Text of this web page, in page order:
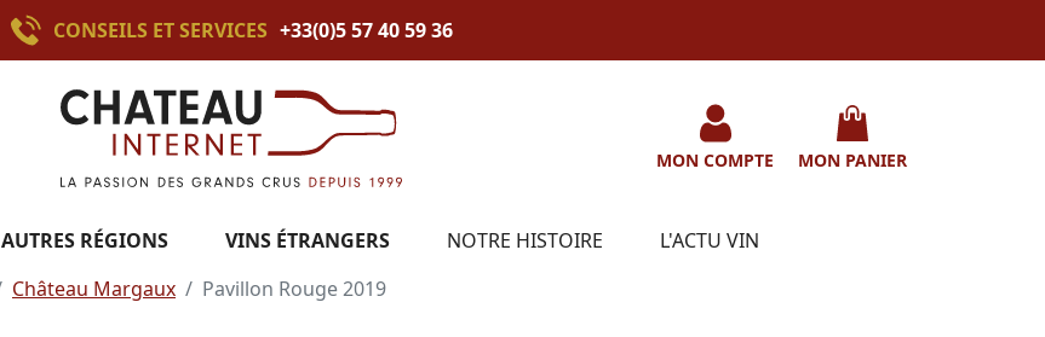
CONSEILS ET SERVICES +33(0)5 57 40 59 36
MON COMPTE MON PANIER
AUTRES RÉGIONS VINS ÉTRANGERS NOTRE HISTOIRE
L'ACTU VIN
Château Margaux Pavillon Rouge 2019